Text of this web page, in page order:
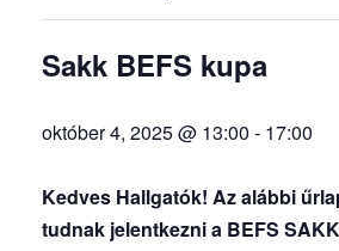
Sakk BEFS kupa
október 4, 2025 @ 13:00 - 17:00
Kedves Hallgatók! Az alábbi
tudnak jelentkezni a BEFS